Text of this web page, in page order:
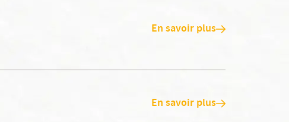
En savoir plus
En savoir plus